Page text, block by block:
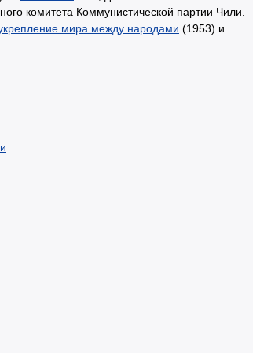
комитета Коммунистической партии Чили.
мира между народами (1953) и